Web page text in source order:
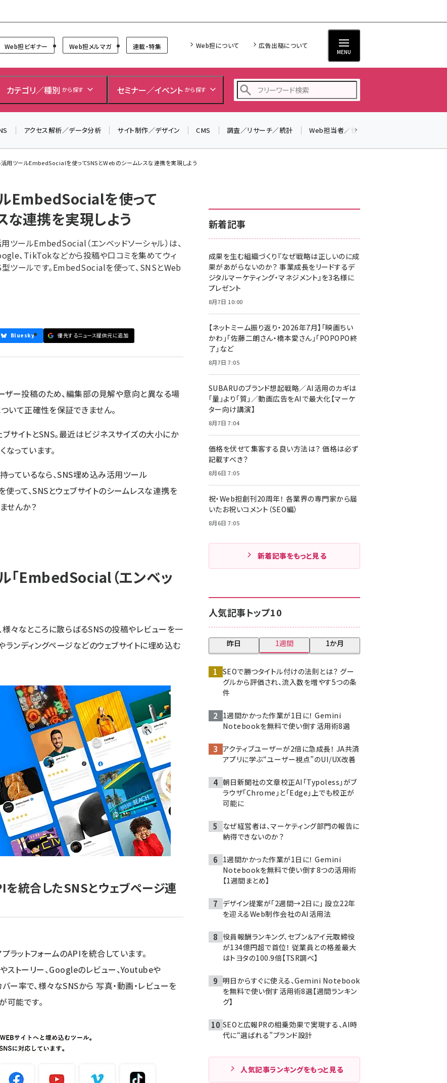
Web担ビギナー Web担メルマガ 連載・特集 Web担について 広告出稿について
MENU
カテゴリ／種別 から探す セミナー／イベント から探す
z世代 (1629)
meo (1281)
llmo (1167)
アクセス解析／データ分析 サイト制作／デザイン CMS 調査／リサーチ／統計 Web担当者／仕事
用ツールEmbedSocialを使ってSNSとWebのシームレスな連携を実現しよう
EmbedSocialを使って
な連携を実現しよう
ールEmbedSocial（エンベッドソーシャル）は、
、TikTokなどから投稿や口コミを集めてウィ
ツールです。EmbedSocialを使って、SNSとWeb
Bluesky 優先するニュース提供元に追加
ー投稿のため、編集部の見解や意向と異なる場
いて正確性を保証できません。
サイトとSNS。最近はビジネスサイズの大小にか
っています。
っているなら、SNS埋め込み活用ツール
使って、SNSとウェブサイトのシームレスな連携を
せんか？
「EmbedSocial（エンベッ
様々なところに散らばるSNSの投稿やレビューを一
ランディングページなどのウェブサイトに埋め込む
を統合したSNSとウェブページ連
ラットフォームのAPIを統合しています。
ーリー、Googleのレビュー、Youtubeや
ー率で、様々なSNSから 写真・動画・レビューを
可能です。
新着記事
成果を生む組織づくり『なぜ戦略は正しいのに成
果があがらないのか？ 事業成長をリードするデ
ジタルマーケティング・マネジメント』を3名様に
プレゼント
8月7日 10:00
【ネットミーム振り返り・2026年7月】「映画ちい
かわ」「佐藤二朗さん・橋本愛さん」「POPOPO終
了」など
8月7日 7:05
SUBARUのブランド想起戦略／AI活用のカギは
「量」より「質」／動画広告をAIで最大化【マーケ
ター向け講演】
8月7日 7:04
価格を伏せて集客する良い方法は？ 価格は必ず
記載すべき？
8月6日 7:05
祝・Web担創刊20周年！ 各業界の専門家から届
いたお祝いコメント（SEO編）
8月6日 7:05
新着記事をもっと見る
人気記事トップ10
昨日 1週間 1か月
SEOで勝つタイトル付けの法則とは？ グー
グルから評価され、流入数を増やす5つの条
件
1週間かかった作業が1日に！ Gemini
Notebookを無料で使い倒す活用術8選
アクティブユーザーが2倍に急成長！ JA共済
アプリに学ぶ“ユーザー視点”のUI/UX改善
朝日新聞社の文章校正AI「Typoless」がブ
ラウザ「Chrome」と「Edge」上でも校正が
可能に
なぜ経営者は、マーケティング部門の報告に
納得できないのか？
1週間かかった作業が1日に！ Gemini
Notebookを無料で使い倒す8つの活用術
【1週間まとめ】
デザイン提案が「2週間→2日に」 設立22年
を迎えるWeb制作会社のAI活用法
役員報酬ランキング、セブン＆アイ元取締役
が134億円超で首位！ 従業員との格差最大
はトヨタの100.9倍【TSR調べ】
明日からすぐに使える、Gemini Notebook
を無料で使い倒す活用術8選【週間ランキン
グ】
SEOと広報PRの相乗効果で実現する、AI時
代に“選ばれる”ブランド設計
人気記事ランキングをもっと見る
＼ 8月27日開催、申し込み受付中！ ／
2026」開催！
▼申し込みはこちらから▼